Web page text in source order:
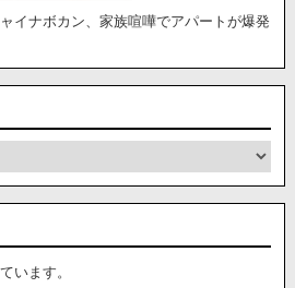
イナボカン、家族喧嘩でアパートが爆発
います。